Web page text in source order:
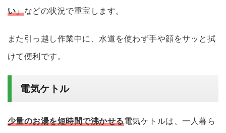
い」などの状況で重宝します。
また引っ越し作業中に、水道を使わず手や顔をサッと拭
けて便利です。
電気ケトル
少量のお湯を短時間で沸かせる電気ケトルは、一人暮ら